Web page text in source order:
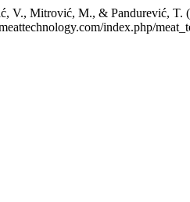
Mitrović, M., & Pandurević, T.
index.php/